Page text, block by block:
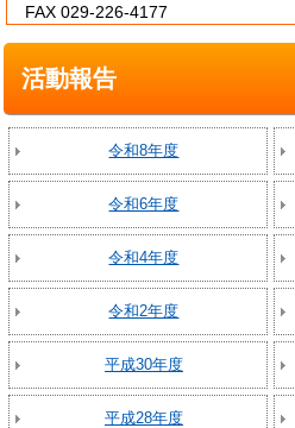
FAX 029-226-4177
活動報告
令和8年度
令和6年度
令和4年度
令和2年度
平成30年度
平成28年度